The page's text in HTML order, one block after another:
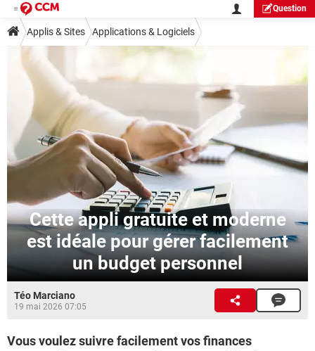
Question
Applis & Sites Applications & Logiciels
Cette appli gratuite et moderne
est idéale pour gérer facilement
un budget personnel
Téo Marciano
19 mai 2026 07:05
Vous voulez suivre facilement vos finances